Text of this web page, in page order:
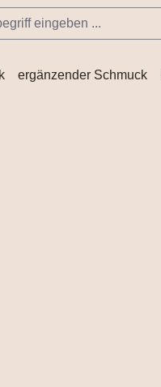
ergänzender Schmuck